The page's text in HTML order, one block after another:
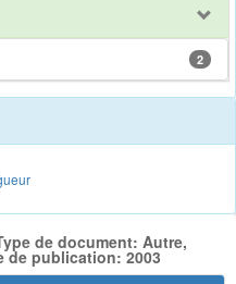
2
de document: Autre,
de publication: 2003